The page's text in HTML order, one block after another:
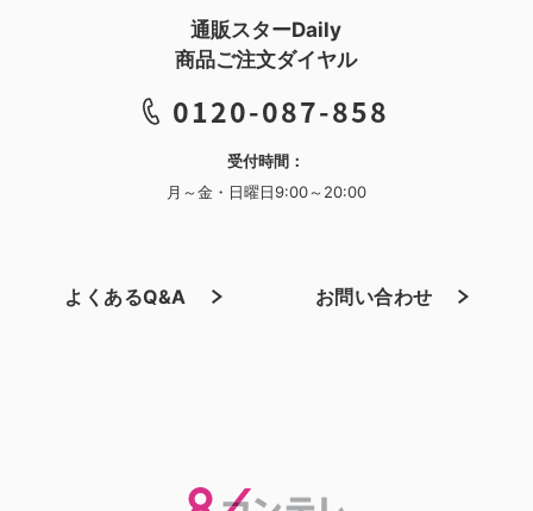
通販スターDaily
商品ご注文ダイヤル
0120-087-858
受付時間：
月～金・日曜日9:00～20:00
よくあるQ&A お問い合わせ